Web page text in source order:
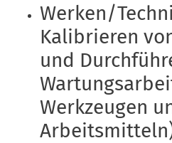
Werken/
Kalibrieren
und
Werkzeugen